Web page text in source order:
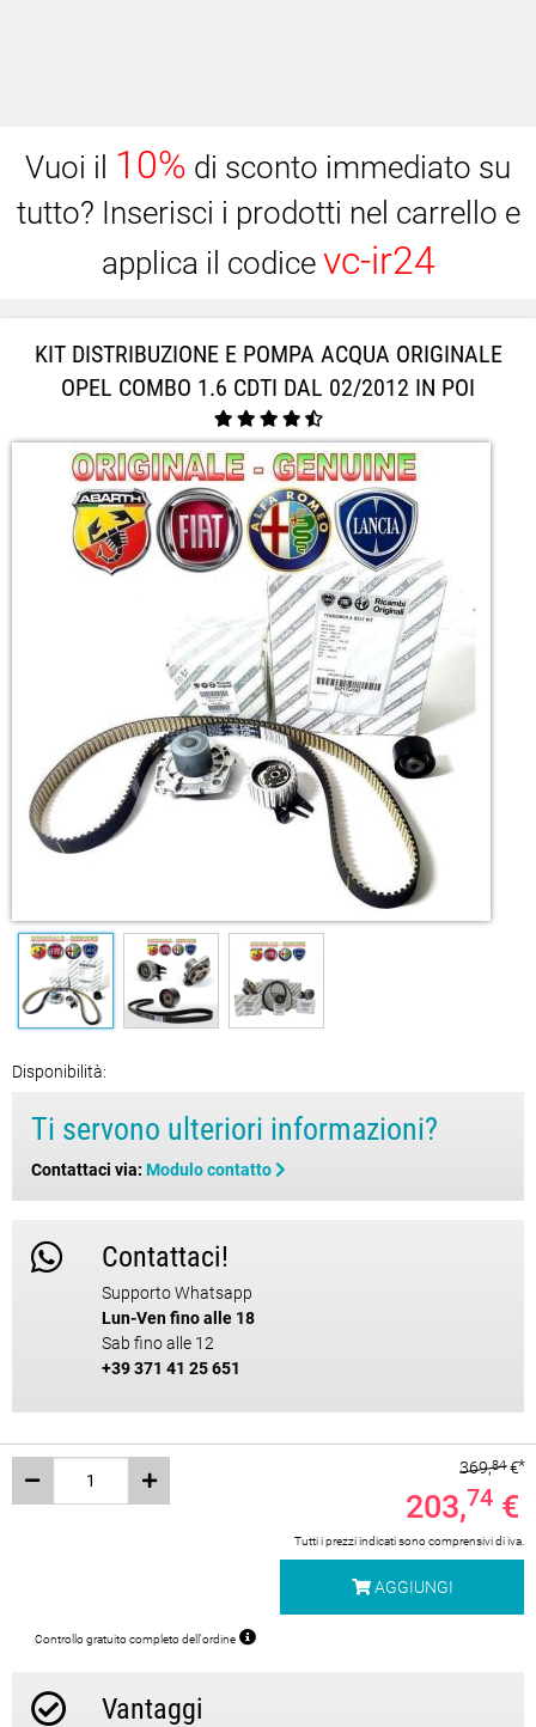
Vuoi il 10% di sconto immediato su
tutto? Inserisci i prodotti nel carrello e
applica il codice vc-ir24
KIT DISTRIBUZIONE E POMPA ACQUA ORIGINALE
OPEL COMBO 1.6 CDTI DAL 02/2012 IN POI
Disponibilità:
Ti servono ulteriori informazioni?
Contattaci via: Modulo contatto
Contattaci!
Supporto Whatsapp
Lun-Ven fino alle 18
Sab fino alle 12
+39 371 41 25 651
369,84€
203,74 €
Tutti i prezzi indicati sono comprensivi di iva.
AGGIUNGI
Controllo gratuito completo dell'ordine
Vantaggi